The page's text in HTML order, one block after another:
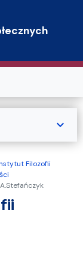
Filozofii
expand_more